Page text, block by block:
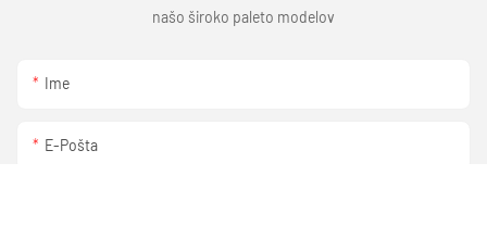
našo široko paleto modelov
Ime
E-Pošta